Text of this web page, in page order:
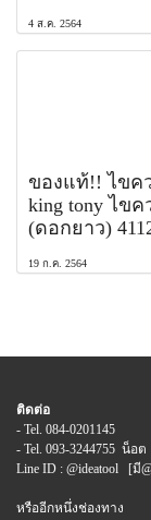
4 ส.ค. 2564
ของแท้!! ไขค
king tony ไขค
(ดอกยาว)
19 ก.ค. 2564
ติดต่อ
- Tel. 084-0201145
- Tel. 093-3244755 น็อต
Line ID : @ideatool [มี
หรืออีกหนึ่งช่องทาง